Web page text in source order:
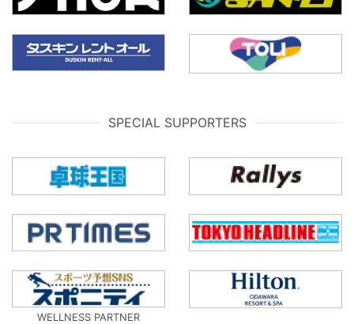
SPECIAL SUPPORTERS
WELLNESS PARTNER